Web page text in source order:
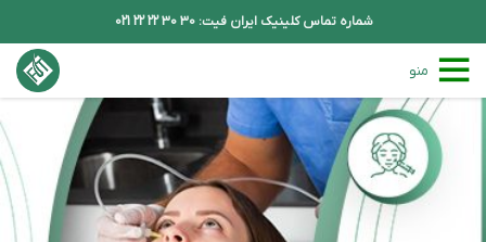
شماره تماس کلینیک ایران فیت: 30 30 22 22 021
منو